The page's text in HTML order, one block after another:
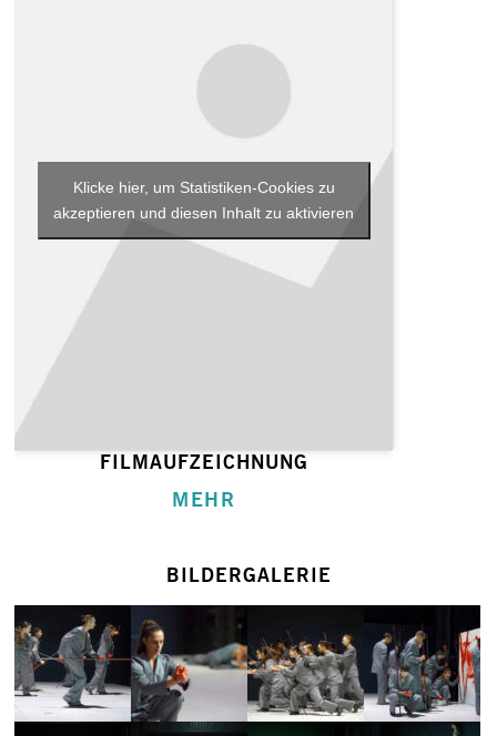
Klicke hier, um Statistiken-Cookies zu
akzeptieren und diesen Inhalt zu aktivieren
FILMAUFZEICHNUNG
MEHR
BILDERGALERIE